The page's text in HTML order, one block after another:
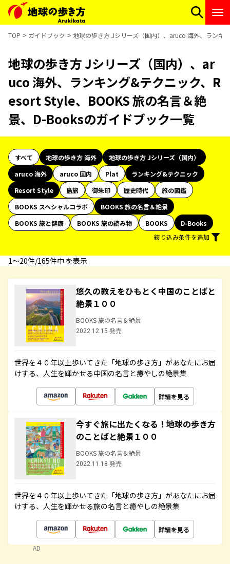
TOP ガイドブック 地球の歩き方 Jシリーズ（国内）、aruco 海外、ランキ
地球の歩き方 Jシリーズ（国内）、ar
uco 海外、ランキング&テクニック、R
esort Style、BOOKS 旅の名言＆絶
景、D-Booksのガイドブック一覧
すべて 地球の歩き方 海外
地球の歩き方 Jシリーズ（国内）
aruco 海外
aruco 国内 Plat
ランキング&テクニック
Resort Style
島旅 御朱印 歴史時代
旅の図鑑
BOOKS スペシャルコラボ
BOOKS 旅の名言＆絶景
BOOKS 旅と健康
BOOKS 旅の読み物 BOOKS
D-Books
絞り込み条件を追加
1〜20件/165件中 を表示
悠久の教えをひもとく中国のことばと
絶景１００
BOOKS 旅の名言＆絶景
2022.12.15 発売
世界を４０年以上歩いてきた「地球の歩き方」があなたにお届
けする、人生を輝かせる中国の名言と癒やしの絶景集
詳細を見る
今すぐ旅に出たくなる！地球の歩き方
のことばと絶景１００
BOOKS 旅の名言＆絶景
2022.11.18 発売
世界を４０年以上歩いてきた「地球の歩き方」があなたにお届
けする、人生を輝かせる旅の名言と癒やしの絶景集
詳細を見る
AD